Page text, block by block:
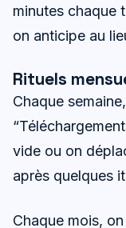
minutes chaque
on anticipe au
Rituels
Chaque
vide ou on
après quelques
Chaque mois,